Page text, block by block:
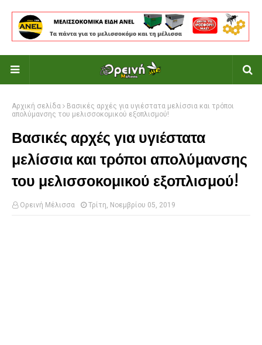
Αρχική σελίδα
Βασικές αρχές για υγιέστατα μελίσσια και τρόποι
απολύμανσης του μελισσοκομικού εξοπλισμού!
Βασικές αρχές για υγιέστατα
μελίσσια και τρόποι απολύμανσης
του μελισσοκομικού εξοπλισμού!
Ορεινή Μέλισσα Τρίτη, Νοεμβρίου 05, 2019